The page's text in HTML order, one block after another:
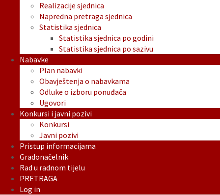
Realizacije sjednica
Napredna pretraga sjednica
Statistika sjednica
Statistika sjednica po godini
Statistika sjednica po sazivu
Nabavke
Plan nabavki
Obavještenja o nabavkama
Odluke o izboru ponuđača
Ugovori
Konkursi i javni pozivi
Konkursi
Javni pozivi
Pristup informacijama
Gradonačelnik
Rad u radnom tijelu
PRETRAGA
Log in